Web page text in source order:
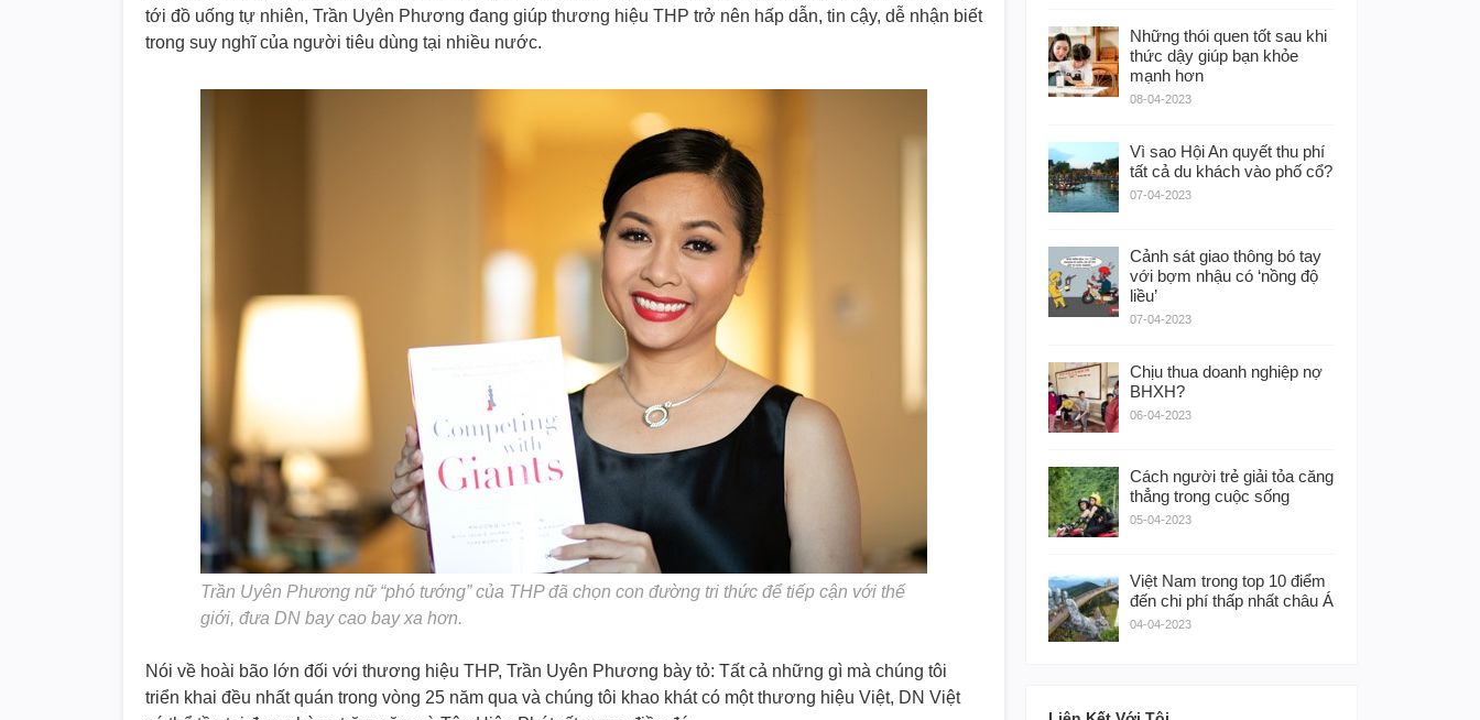
tới đồ uống tự nhiên, Trần Uyên Phương đang giúp thương hiệu THP trở nên hấp dẫn, tin cậy, dễ nhận biết
trong suy nghĩ của người tiêu dùng tại nhiều nước.
Trần Uyên Phương nữ “phó tướng” của THP đã chọn con đường tri thức để tiếp cận với thế
giới, đưa DN bay cao bay xa hơn.
Nói về hoài bão lớn đối với thương hiệu THP, Trần Uyên Phương bày tỏ: Tất cả những gì mà chúng tôi
triển khai đều nhất quán trong vòng 25 năm qua và chúng tôi khao khát có một thương hiệu Việt, DN Việt
Những thói quen tốt sau khi
thức dậy giúp bạn khỏe
mạnh hơn
08-04-2023
Vì sao Hội An quyết thu phí
tất cả du khách vào phố cổ?
07-04-2023
Cảnh sát giao thông bó tay
với bợm nhậu có ‘nồng độ
liều’
07-04-2023
Chịu thua doanh nghiệp nợ
BHXH?
06-04-2023
Cách người trẻ giải tỏa căng
thẳng trong cuộc sống
05-04-2023
Việt Nam trong top 10 điểm
đến chi phí thấp nhất châu Á
04-04-2023